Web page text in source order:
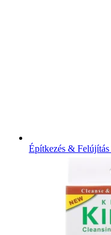
Építkezés & Felújítás